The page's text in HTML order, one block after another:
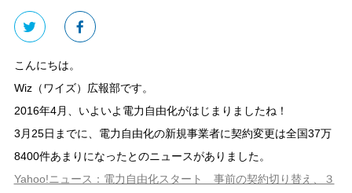
こんにちは。
Wiz（ワイズ）広報部です。
2016年4月、いよいよ電力自由化がはじまりましたね！
3月25日までに、電力自由化の新規事業者に契約変更は全国37万
8400件あまりになったとのニュースがありました。
Yahoo!ニュース：電力自由化スタート 事前の契約切り替え、３